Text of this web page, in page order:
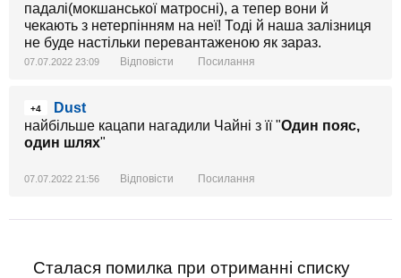
падалі(мокшанської матросні), а тепер вони й
чекають з нетерпінням на неї! Тоді й наша залізниця
не буде настільки перевантаженою як зараз.
07.07.2022 23:09 Відповісти Посилання
+4
Dust
найбільше кацапи нагадили Чайні з її "Один пояс,
один шлях"
07.07.2022 21:56 Відповісти Посилання
Сталася помилка при отриманні списку